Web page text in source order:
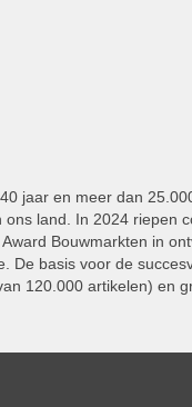
jaar en meer dan
land. In 2024 riepen
Bouwmarkten in
De basis voor de
120.000 artikelen) en